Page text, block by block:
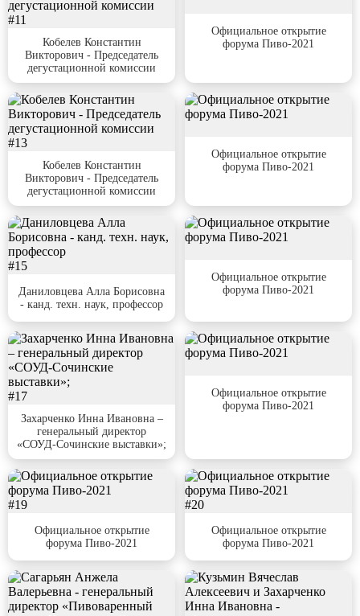
#11
Кобелев Константин
Викторович - Председатель
дегустационной комиссии
Официальное открытие
форума Пиво-2021
#13
Кобелев Константин
Викторович - Председатель
дегустационной комиссии
Официальное открытие
форума Пиво-2021
#15
Даниловцева Алла Борисовна
- канд. техн. наук, профессор
Официальное открытие
форума Пиво-2021
#17
Захарченко Инна Ивановна –
генеральный директор
«СОУД-Сочинские выставки»;
Официальное открытие
форума Пиво-2021
#19
Официальное открытие
форума Пиво-2021
#20
Официальное открытие
форума Пиво-2021